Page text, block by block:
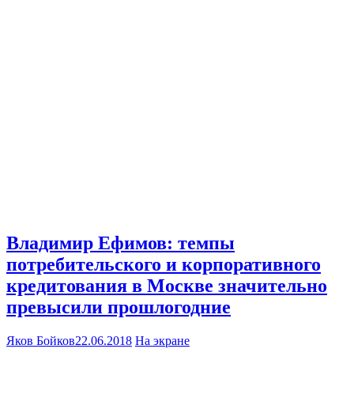
Владимир Ефимов: темпы
потребительского и корпоративного
кредитования в Москве значительно
превысили прошлогодние
Яков Бойков22.06.2018 На экране